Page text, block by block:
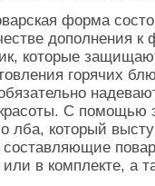
форма
дополнения
которые
горячих
С помощью
лба, который
составляющие
в комплекте, а